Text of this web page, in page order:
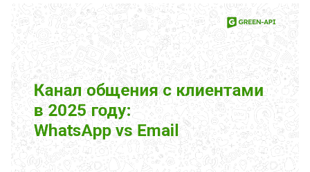
и
я
п
о
и
GREEN-API: Telegram